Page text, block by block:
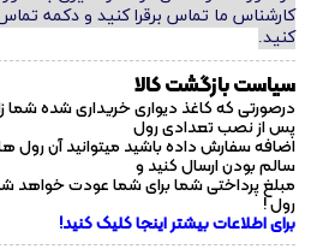
کارشناس ما تماس برقرا کنید و دکمه
کنید.
سیاست بازگشت کالا
درصورتی که کاغذ دیواری خریداری شده شما
پس از نصب تعدادی رول
اضافه سفارش داده باشید میتوانید آن رول
سالم بودن ارسال کنید و
رول !
برای اطلاعات بیشتر اینجا کلیک کنید!